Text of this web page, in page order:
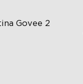
Govee 2